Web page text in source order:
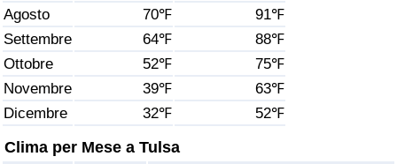
Agosto
70℉
91℉
Settembre
64℉
88℉
Ottobre
52℉
75℉
Novembre
39℉
63℉
Dicembre
32℉ 52℉
Clima per Mese a Tulsa
Indice di criminalità per paese
Assistenza Sanitaria
Indice dell’Assistenza Sanitaria (Corrente)